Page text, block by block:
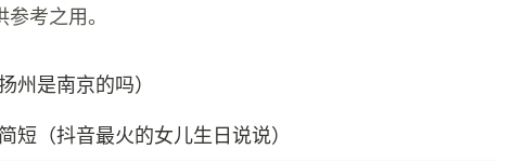
考之用。
州是南京的吗）
短（抖音最火的女儿生日说说）